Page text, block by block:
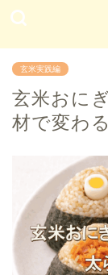
玄米実践編
玄米おに
材で変わ